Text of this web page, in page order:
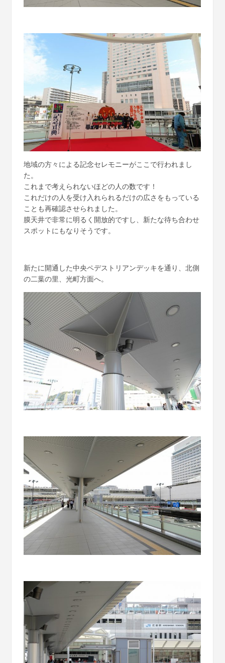
地域の方々による記念セレモニーがここで行われまし
た。
これまで考えられないほどの人の数です！
これだけの人を受け入れられるだけの広さをもっている
ことも再確認させられました。
膜天井で非常に明るく開放的ですし、新たな待ち合わせ
スポットにもなりそうです。
新たに開通した中央ペデストリアンデッキを通り、北側
の二葉の里、光町方面へ。